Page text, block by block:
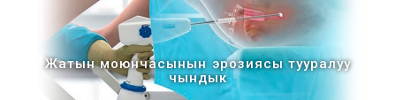
Жатын моюнчасынын эрозиясы тууралуу
чындык